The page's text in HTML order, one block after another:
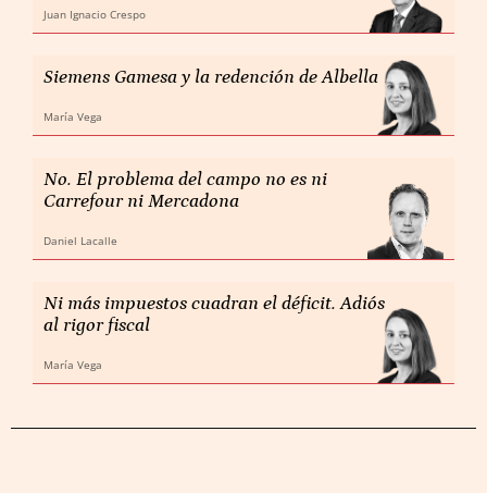
Juan Ignacio Crespo
Siemens Gamesa y la redención de Albella
María Vega
No. El problema del campo no es ni
Carrefour ni Mercadona
Daniel Lacalle
Ni más impuestos cuadran el déficit. Adiós
al rigor fiscal
María Vega